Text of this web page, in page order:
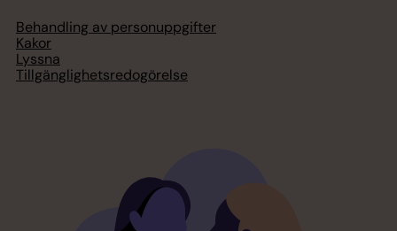
Behandling av personuppgifter
Kakor
Lyssna
Tillgänglighetsredogörelse